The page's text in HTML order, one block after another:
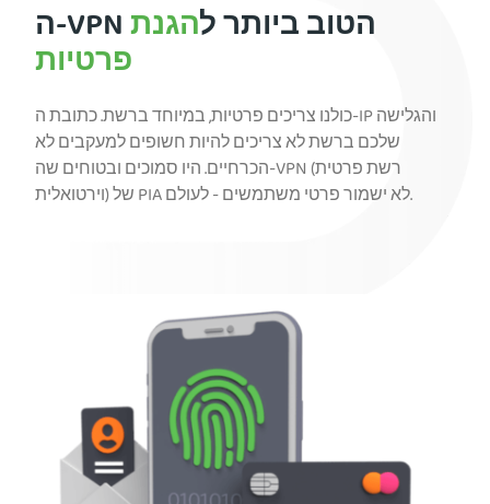
ה-VPN הטוב ביותר להגנת
פרטיות
כולנו צריכים פרטיות, במיוחד ברשת. כתובת ה-IP והגלישה
שלכם ברשת לא צריכים להיות חשופים למעקבים לא
הכרחיים. היו סמוכים ובטוחים שה-VPN (רשת פרטית
וירטואלית) של PIA לא ישמור פרטי משתמשים - לעולם.